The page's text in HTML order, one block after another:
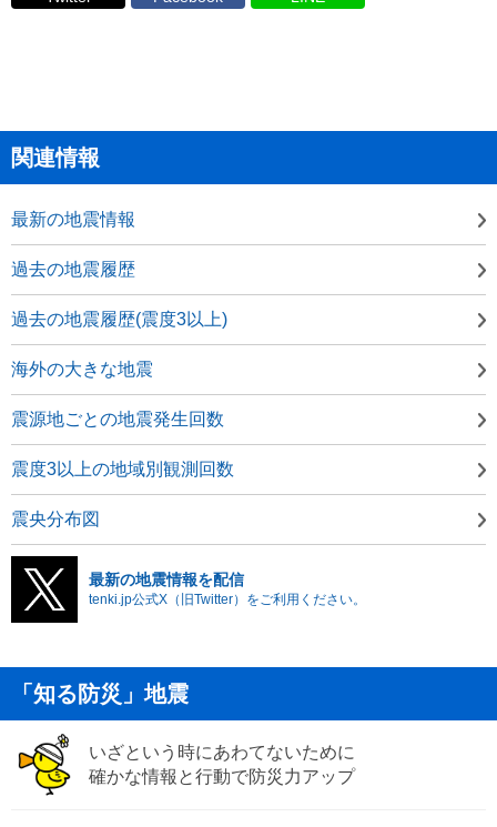
関連情報
最新の地震情報
過去の地震履歴
過去の地震履歴(震度3以上)
海外の大きな地震
震源地ごとの地震発生回数
震度3以上の地域別観測回数
震央分布図
最新の地震情報を配信
tenki.jp公式X（旧Twitter）をご利用ください。
「知る防災」地震
いざという時にあわてないために
確かな情報と行動で防災力アップ